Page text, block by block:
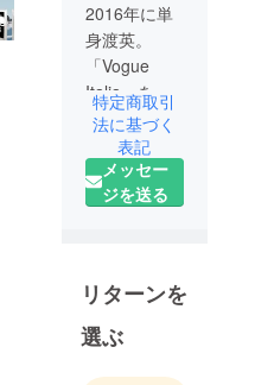
2016年に単
身渡英。
「Vogue
Italia」をは
じめ、
London
Fashion
Week Hair
のカット&カ
ラー
世界一取
得、そのほ
特定商取引
法に基づく
表記
メッセー
ジを送る
リターンを
選ぶ